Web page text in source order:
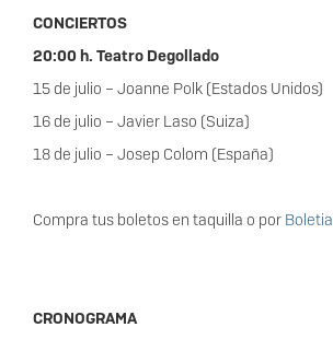
CONCIERTOS
20:00 h. Teatro Degollado
15 de julio – Joanne Polk (Estados Unidos)
16 de julio – Javier Laso (Suiza)
18 de julio – Josep Colom (España)
Compra tus boletos en taquilla o por Boletia
CRONOGRAMA